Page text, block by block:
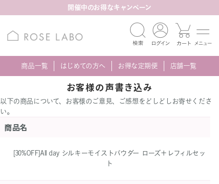
開催中のお得なキャンペーン
商品一覧 はじめての方へ お得な定期便 店舗一覧
お客様の声書き込み
以下の商品について、お客様のご意見、ご感想をどしどしお寄せくださ
い。
商品名
[30%OFF]All day シルキーモイストパウダー ローズ＋レフィルセッ
ト